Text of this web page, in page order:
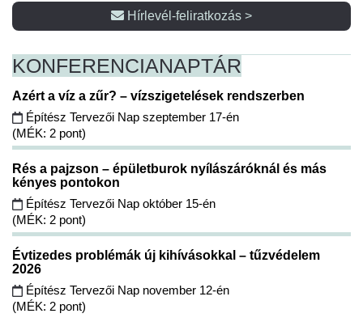
Hírlevél-feliratkozás >
KONFERENCIANAPTÁR
Azért a víz a zűr? – vízszigetelések rendszerben
Építész Tervezői Nap szeptember 17-én
(MÉK: 2 pont)
Rés a pajzson – épületburok nyílászáróknál és más
kényes pontokon
Építész Tervezői Nap október 15-én
(MÉK: 2 pont)
Évtizedes problémák új kihívásokkal – tűzvédelem
2026
Építész Tervezői Nap november 12-én
(MÉK: 2 pont)